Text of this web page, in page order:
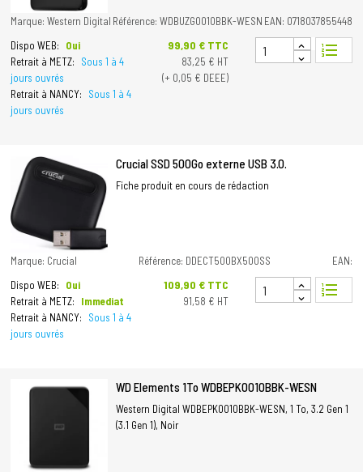
Marque: Western Digital Référence: WDBUZG0010BBK-WESN EAN: 0718037855448
Dispo WEB:
Oui
Retrait à METZ:
Sous 1 à 4
jours ouvrés
Retrait à NANCY:
Sous 1 à 4
jours ouvrés
Prix
99,90 € TTC
83,25 € HT
(+ 0,05 € DEEE)
format_list_numbered
Crucial SSD 500Go externe USB 3.0.
Fiche produit en cours de rédaction
Marque: Crucial Référence: DDECT500BX500SS
EAN:
Dispo WEB:
Oui
Retrait à METZ:
Immediat
Retrait à NANCY:
Sous 1 à 4
jours ouvrés
Prix
109,90 € TTC
91,58 € HT
format_list_numbered
WD Elements 1To WDBEPK0010BBK-WESN
Western Digital WDBEPK0010BBK-WESN, 1 To, 3.2 Gen 1
(3.1 Gen 1), Noir